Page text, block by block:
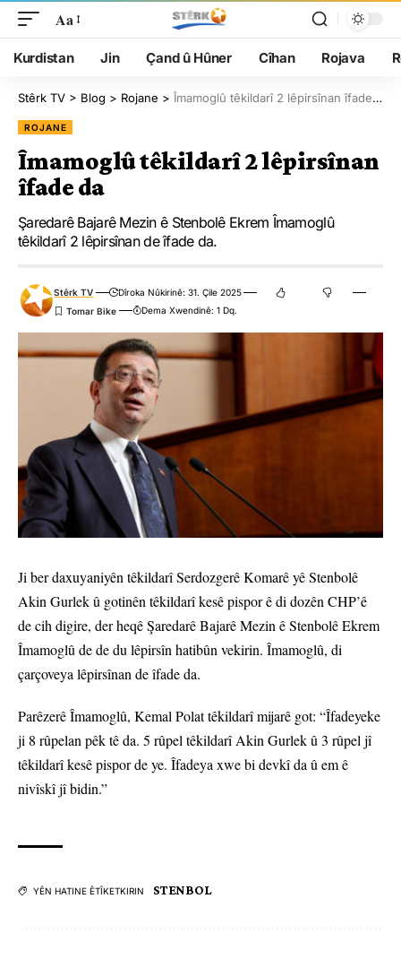
Aa
Kurdistan Jin Çand û Hûner Cîhan Rojava
Stêrk TV > Blog > Rojane > Îmamoglû têkildarî 2 lêpirsînan îfade da
ROJANE
Îmamoglû têkildarî 2 lêpirsînan
îfade da
Şaredarê Bajarê Mezin ê Stenbolê Ekrem Îmamoglû
têkildarî 2 lêpirsînan de îfade da.
Stêrk TV
Dîroka Nûkirinê: 31. Çile 2025
Dema Xwendinê: 1 Dq.
Ji ber daxuyaniyên têkildarî Serdozgerê Komarê yê Stenbolê
Akin Gurlek û gotinên têkildarî kesê pispor ê di dozên CHP’ê
de cih digire, der heqê Şaredarê Bajarê Mezin ê Stenbolê Ekrem
Îmamoglû de de du lêpirsîn hatibûn vekirin. Îmamoglû, di
çarçoveya lêpirsînan de îfade da.
Parêzerê Îmamoglû, Kemal Polat têkildarî mijarê got: “Îfadeyeke
ji 8 rûpelan pêk tê da. 5 rûpel têkildarî Akin Gurlek û 3 rûpel jî
têkildarî kesê pispor de ye. Îfadeya xwe bi devkî da û em ê
nivîskî jî bidin.”
YÊN HATINE ÊTÎKETKIRIN STENBOL